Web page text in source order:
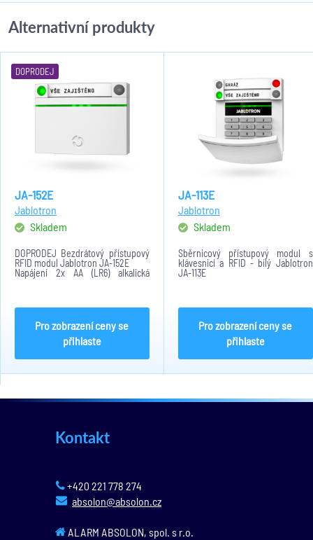
Alternativní produkty
DOPRODEJ
JA-152E
Jablotron
Skladem
DOPRODEJ Bezdrátový přístupový
RFID modul Jablotron JA-152E
Napájení 2x AA (LR6) alkalická
baterie 1,5V. Baterie není součástí
Pro zobrazení ceny se
přihlaste
JA-113E
Jablotron
Skladem
Sběrnicový přístupový modul s
klávesnicí a RFID - bílý Jablotron
JA-113E
Pro zobrazení ceny se
přihlaste
Kontakt
+420 221 778 274
absolon@absolon.cz
ALARM ABSOLON, spol. s r.o.